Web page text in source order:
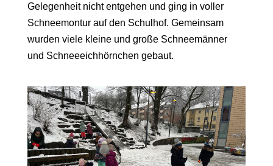
Gelegenheit nicht entgehen und ging in voller
Schneemontur auf den Schulhof. Gemeinsam
wurden viele kleine und große Schneemänner
und Schneeeichhörnchen gebaut.